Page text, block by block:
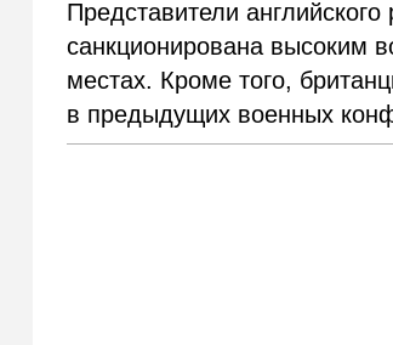
Представители
санкционирована высоким
местах. Кроме того,
в предыдущих военных